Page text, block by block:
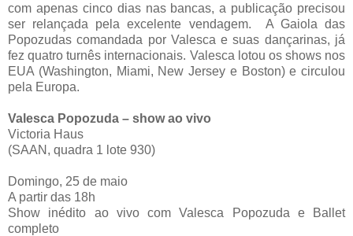
com apenas cinco dias nas bancas, a publicação precisou
ser relançada pela excelente vendagem. A Gaiola das
Popozudas comandada por Valesca e suas dançarinas, já
fez quatro turnês internacionais. Valesca lotou os shows nos
EUA (Washington, Miami, New Jersey e Boston) e circulou
pela Europa.
Valesca Popozuda – show ao vivo
Victoria Haus
(SAAN, quadra 1 lote 930)
Domingo, 25 de maio
A partir das 18h
Show inédito ao vivo com Valesca Popozuda e Ballet
completo